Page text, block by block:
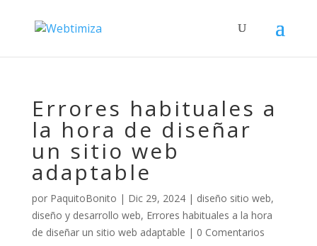
Errores habituales a
la hora de diseñar
un sitio web
adaptable
por PaquitoBonito | Dic 29, 2024| diseño sitio web,
diseño y desarrollo web, Errores habituales a la hora
de diseñar un sitio web adaptable | 0 Comentarios